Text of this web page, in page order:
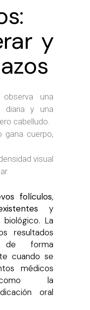
y
una
diaria y una
cabelludo.
gana cuerpo,
visual
folículos,
y
La
resultados
de forma
cuando se
médicos
como la
oral